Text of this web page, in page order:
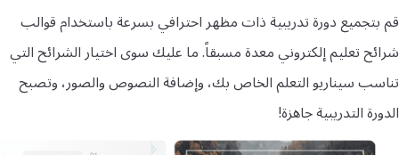
قم بتجميع دورة تدريبية ذات مظهر احترافي بسرعة باستخدام قوالب
شرائح تعليم إلكتروني معدة مسبقاً. ما عليك سوى اختيار الشرائح التي
تناسب سيناريو التعلم الخاص بك، وإضافة النصوص والصور، وتصبح
الدورة التدريبية جاهزة!